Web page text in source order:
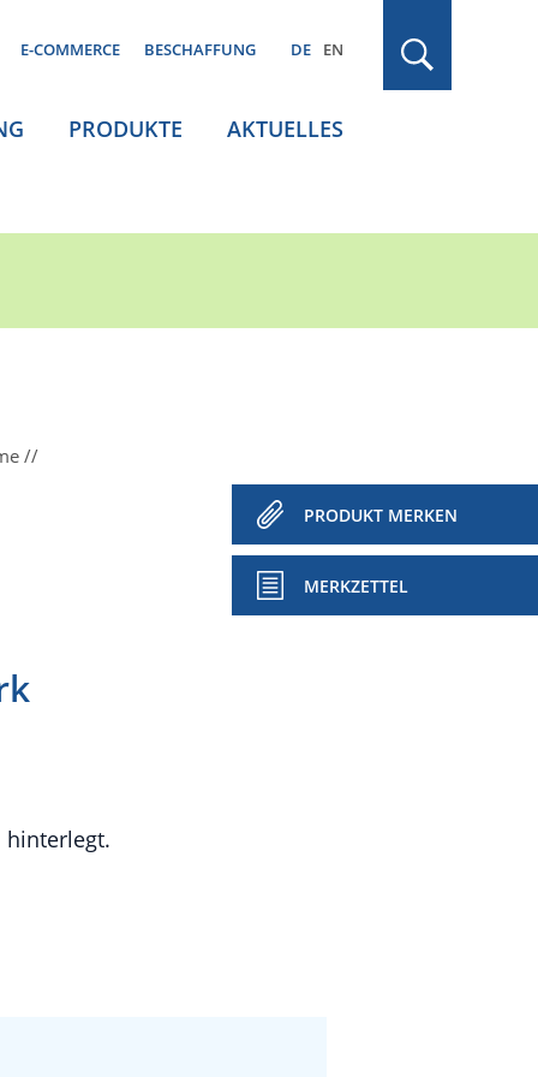
E-COMMERCE BESCHAFFUNG DE EN
PRODUKTE AKTUELLES
PRODUKT MERKEN
MERKZETTEL
hinterlegt.